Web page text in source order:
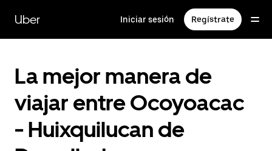
contenido
principal
Uber Iniciar sesión Regístrate
La mejor manera de
viajar entre Ocoyoacac
- Huixquilucan de